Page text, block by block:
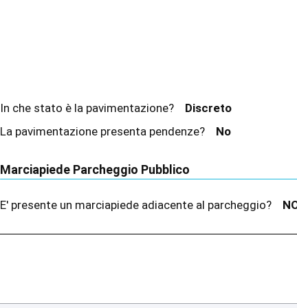
In che stato è la pavimentazione?
Discreto
La pavimentazione presenta pendenze?
No
Marciapiede Parcheggio Pubblico
E' presente un marciapiede adiacente al parcheggio?